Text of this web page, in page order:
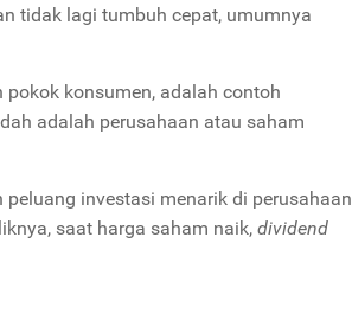
tidak lagi tumbuh cepat, umumnya
konsumen, adalah contoh
adalah perusahaan atau saham
investasi menarik di perusahaan
saat harga saham naik, dividend